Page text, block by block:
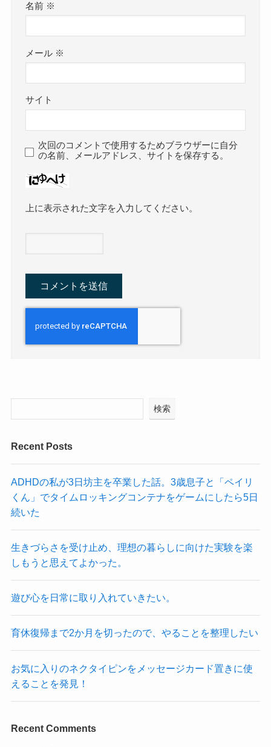
名前 ※
メール ※
サイト
次回のコメントで使用するためブラウザーに自分
の名前、メールアドレス、サイトを保存する。
上に表示された文字を入力してください。
検索
Recent Posts
ADHDの私が3日坊主を卒業した話。3歳息子と「ペイリ
くん」でタイムロッキングコンテナをゲームにしたら5日
続いた
生きづらさを受け止め、理想の暮らしに向けた実験を楽
しもうと思えてよかった。
遊び心を日常に取り入れていきたい。
育休復帰まで2か月を切ったので、やることを整理したい
お気に入りのネクタイピンをメッセージカード置きに使
えることを発見！
Recent Comments